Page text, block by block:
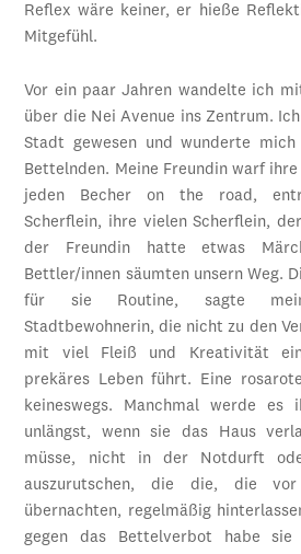
Reflex wäre keiner, er hieße
Mitgefühl.
Vor ein paar Jahren wandelte ich
über die Nei Avenue ins Zentrum.
Stadt gewesen und wunderte
Bettelnden. Meine Freundin warf
jeden Becher on the road,
Scherflein, ihre vielen Scherflein,
der Freundin hatte etwas
Bettler/innen säumten unsern Weg.
für sie Routine, sagte
Stadtbewohnerin, die nicht zu den
mit viel Fleiß und Kreativität
prekäres Leben führt. Eine
keineswegs. Manchmal werde
unlängst, wenn sie das Haus
müsse, nicht in der Notdurft
auszurutschen, die die, die vor
übernachten, regelmäßig
gegen das Bettelverbot habe sie